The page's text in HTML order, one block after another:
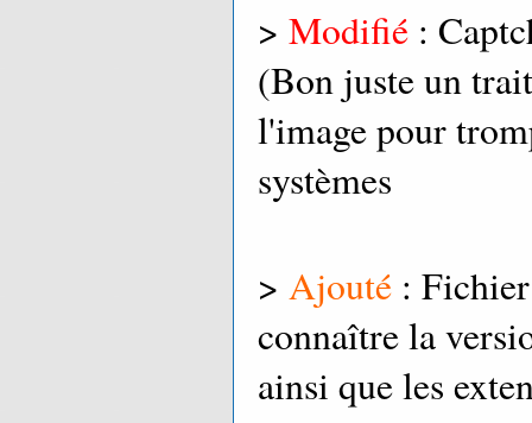
> Modifié :
(Bon juste un
l'image pour
systèmes
> Ajouté :
connaître la
ainsi que les